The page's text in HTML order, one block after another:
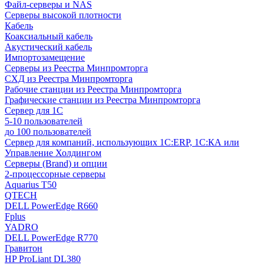
Файл-серверы и NAS
Серверы высокой плотности
Кабель
Коаксиальный кабель
Акустический кабель
Импортозамещение
Серверы из Реестра Минпромторга
СХД из Реестра Минпромторга
Рабочие станции из Реестра Минпромторга
Графические станции из Реестра Минпромторга
Сервер для 1С
5-10 пользователей
до 100 пользователей
Сервер для компаний, использующих 1C:ERP, 1С:КА или
Управление Холдингом
Серверы (Brand) и опции
2-процессорные серверы
Aquarius T50
QTECH
DELL PowerEdge R660
Fplus
YADRO
DELL PowerEdge R770
Гравитон
HP ProLiant DL380